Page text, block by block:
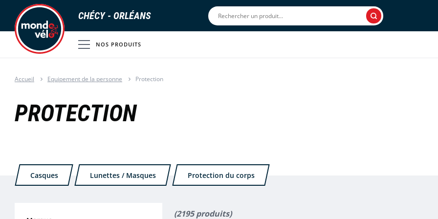
CHÉCY - ORLÉANS Rechercher
NOS PRODUITS
Accueil Equipement de la personne Protection
PROTECTION
Casques Lunettes / Masques Protection du corps
(2195 produits)